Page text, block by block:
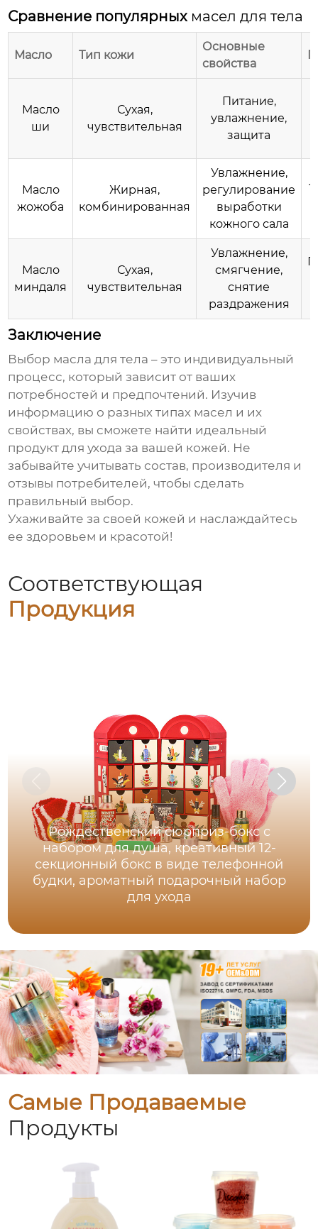
Сравнение популярных масел для тела
Масло Тип кожи
Основные
свойства
Масло
ши
Сухая,
чувствительная
Питание,
увлажнение,
защита
Масло
жожоба
Жирная,
комбинированная
Увлажнение,
регулирование
выработки
кожного сала
Масло
миндаля
Сухая,
чувствительная
Увлажнение,
смягчение,
снятие
раздражения
Заключение
Выбор масла для тела – это индивидуальный
процесс, который зависит от ваших
потребностей и предпочтений. Изучив
информацию о разных типах масел и их
свойствах, вы сможете найти идеальный
продукт для ухода за вашей кожей. Не
забывайте учитывать состав, производителя и
отзывы потребителей, чтобы сделать
правильный выбор.
Ухаживайте за своей кожей и наслаждайтесь
ее здоровьем и красотой!
Соответствующая
Продукция
Рождественский сюрприз-бокс с
набором для душа, креативный 12-
секционный бокс в виде телефонной
будки, ароматный подарочный набор
для ухода
Самые Продаваемые
Продукты